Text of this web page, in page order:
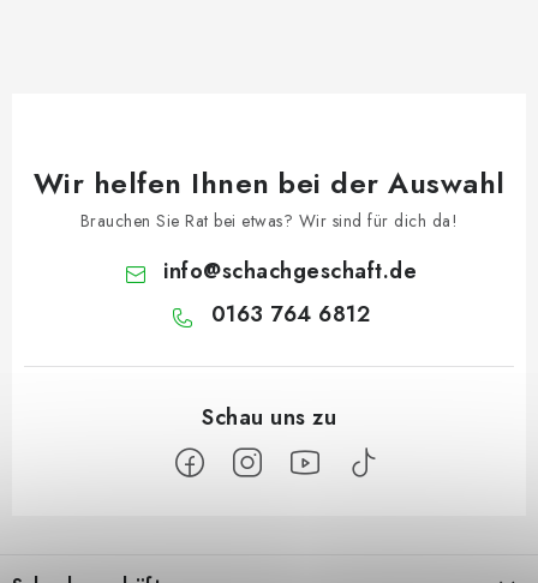
Wir helfen Ihnen bei der Auswahl
Brauchen Sie Rat bei etwas? Wir sind für dich da!
info@schachgeschaft.de
0163 764 6812